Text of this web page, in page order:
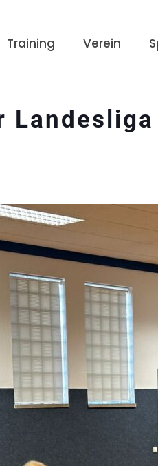
Training Verein
Landesliga